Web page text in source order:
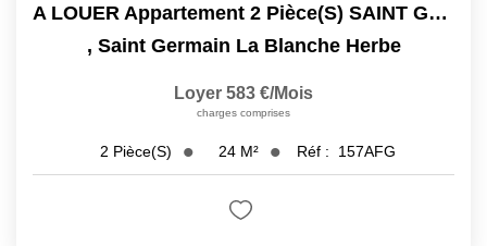
A LOUER Appartement 2 Pièce(s) SAINT GERMAIN LA BLANCHE...
, Saint Germain La Blanche Herbe
Loyer 583 €/mois
charges comprises
2 Pièce(s) 24 M² Réf : 157AFG